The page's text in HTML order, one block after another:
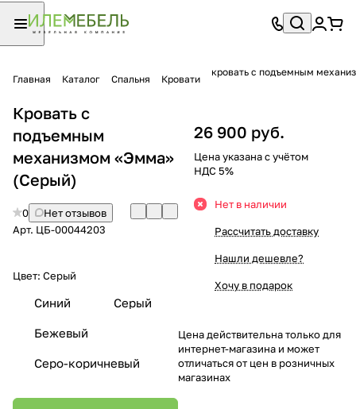
Главная Каталог Спальня Кровати
кровать с подъемным
Кровать с
подъемным
механизмом «Эмма»
(Серый)
0
Нет отзывов
Арт. ЦБ-00044203
Цвет: Серый
Синий Серый
Бежевый
Серо-коричневый
26 900 руб.
Цена указана с учётом
НДС 5%
Нет в наличии
Рассчитать доставку
Нашли дешевле?
Хочу в подарок
Цена действительна только для
интернет-магазина и может
отличаться от цен в розничных
магазинах